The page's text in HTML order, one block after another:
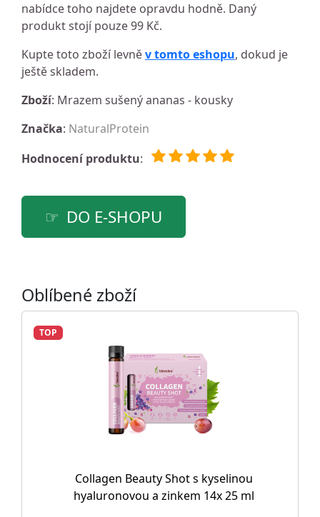
nabídce toho najdete opravdu hodně. Daný
produkt stojí pouze 99 Kč.
Kupte toto zboží levněv tomto eshopu, dokud je
ještě skladem.
Zboží: Mrazem sušený ananas - kousky
Značka: NaturalProtein
Hodnocení produktu:
DO E-SHOPU
Oblíbené zboží
TOP
Collagen Beauty Shot s kyselinou
hyaluronovou a zinkem 14x 25 ml